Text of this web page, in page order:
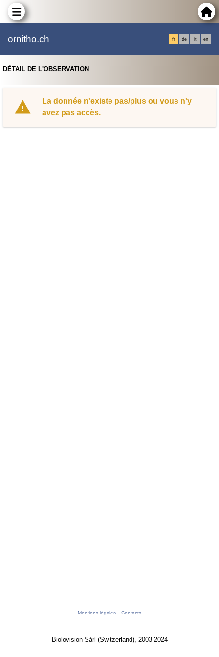
ornitho.ch fr de it en
DÉTAIL DE L'OBSERVATION
La donnée n'existe pas/plus ou vous n'y
avez pas accès.
Mentions légales Contacts
Biolovision Sàrl (Switzerland), 2003-2024